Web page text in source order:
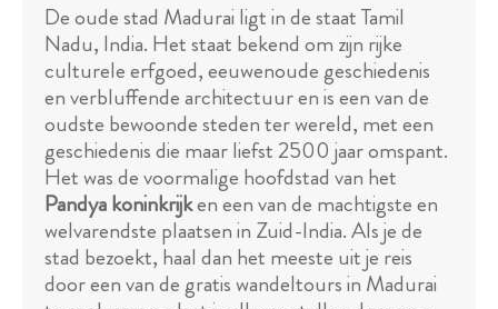
De oude stad Madurai ligt in de staat Tamil
Nadu, India. Het staat bekend om zijn rijke
culturele erfgoed, eeuwenoude geschiedenis
en verbluffende architectuur en is een van de
oudste bewoonde steden ter wereld, met een
geschiedenis die maar liefst 2500 jaar omspant.
Het was de voormalige hoofdstad van het
Pandya koninkrijken een van de machtigste en
welvarendste plaatsen in Zuid-India. Als je de
stad bezoekt, haal dan het meeste uit je reis
door een van de gratis wandeltours in Madurai